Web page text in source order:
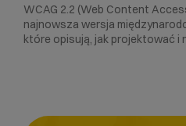
WCAG 2.2 (Web Content
najnowsza wersja
które opisują, jak projektować